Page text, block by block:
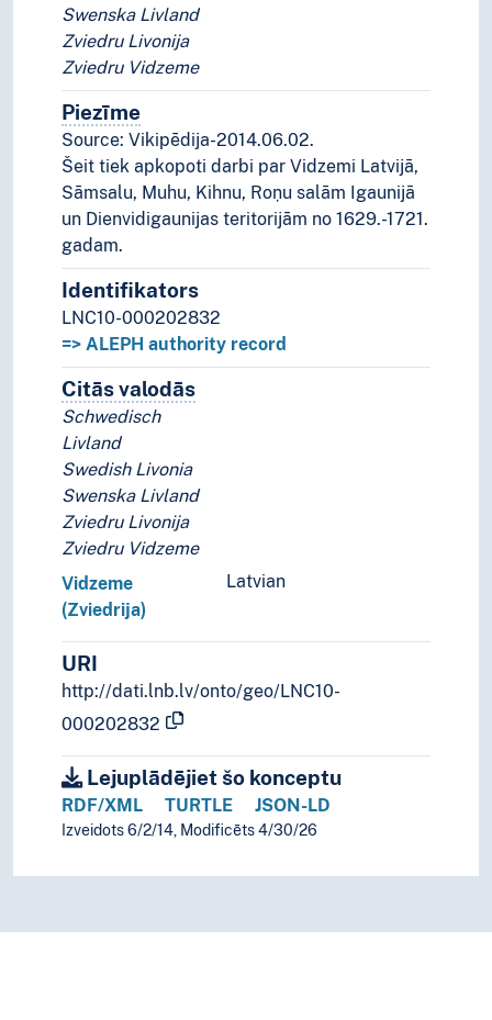
Swenska Livland
Zviedru Livonija
Zviedru Vidzeme
PiezīmePiezīmes
Source: Vikipēdija-2014.06.02.
Šeit tiek apkopoti darbi par Vidzemi Latvijā,
Sāmsalu, Muhu, Kihnu, Roņu salām Igaunijā
un Dienvidigaunijas teritorijām no 1629.-1721.
gadam.
Identifikators
LNC10-000202832
=> ALEPH authority record
Citās valodāsTermini šim konceptam citās
Schwedisch
Livland
Swedish Livonia
Swenska Livland
Zviedru Livonija
Zviedru Vidzeme
Latvian
Vidzeme
(Zviedrija)
URI
http://dati.lnb.lv/onto/geo/LNC10-
000202832
Lejuplādējiet šo konceptu
RDF/XML TURTLE JSON-LD
Izveidots 6/2/14, Modificēts 4/30/26